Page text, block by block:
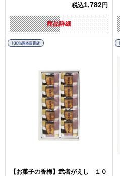
税込1,782円
商品詳細
【お菓子の香梅】武者がえし １０